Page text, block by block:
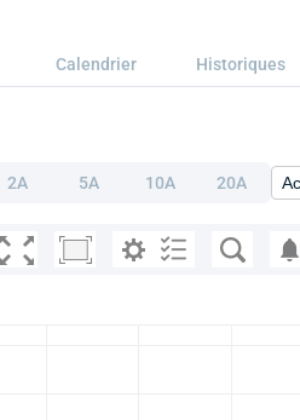
Calendrier Historiques
2A 5A 10A 20A